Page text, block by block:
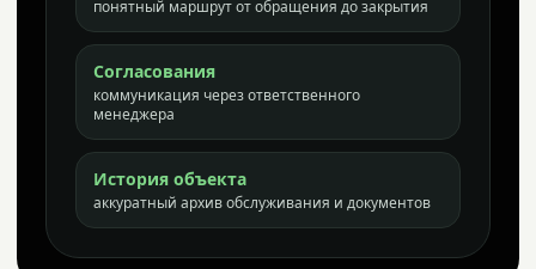
понятный маршрут от обращения до закрытия
Согласования
коммуникация через ответственного
менеджера
История объекта
аккуратный архив обслуживания и документов